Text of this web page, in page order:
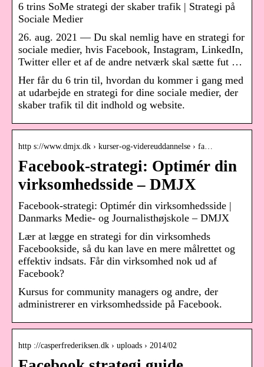
6 trins SoMe strategi der skaber trafik | Strategi på
Sociale Medier
26. aug. 2021 — Du skal nemlig have en strategi for
sociale medier, hvis Facebook, Instagram, LinkedIn,
Twitter eller et af de andre netværk skal sætte fut …
Her får du 6 trin til, hvordan du kommer i gang med
at udarbejde en strategi for dine sociale medier, der
skaber trafik til dit indhold og website.
http s://www.dmjx.dk › kurser-og-videreuddannelse › fa…
Facebook-strategi: Optimér din
virksomhedsside – DMJX
Facebook-strategi: Optimér din virksomhedsside |
Danmarks Medie- og Journalisthøjskole – DMJX
Lær at lægge en strategi for din virksomheds
Facebookside, så du kan lave en mere målrettet og
effektiv indsats. Får din virksomhed nok ud af
Facebook?
Kursus for community managers og andre, der
administrerer en virksomhedsside på Facebook.
http ://casperfrederiksen.dk › uploads › 2014/02